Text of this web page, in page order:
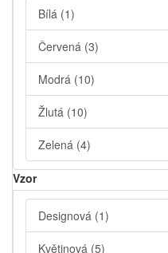
Bílá (1)
Červená (3)
Modrá (10)
Žlutá (10)
Zelená (4)
Vzor
Designová (1)
Květinová (5)